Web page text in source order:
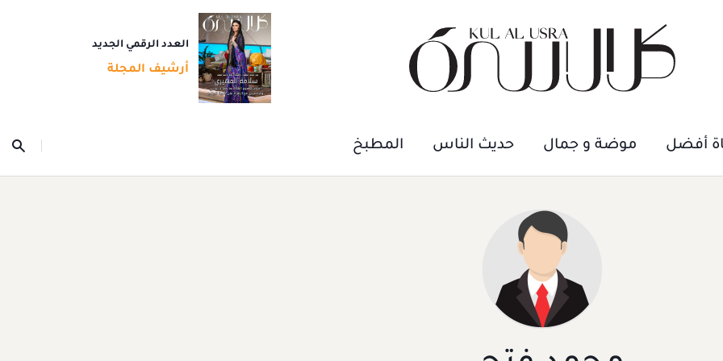
العدد الرقمي الجديد
أرشيف المجلة
أفضل موضة و جمال حديث الناس المطبخ